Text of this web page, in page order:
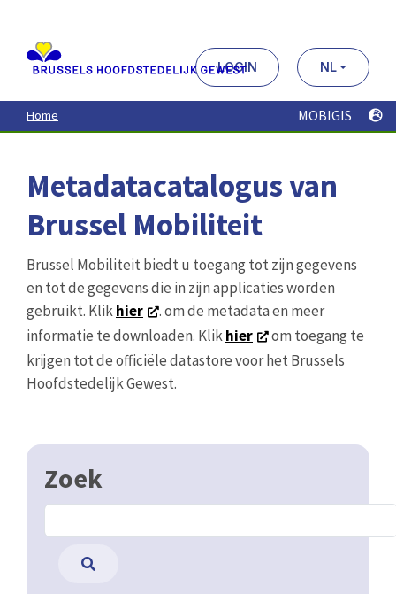
contenu
principal
LOGIN NL
Home MOBIGIS
Metadatacatalogus van
Brussel Mobiliteit
Brussel Mobiliteit biedt u toegang tot zijn gegevens
en tot de gegevens die in zijn applicaties worden
gebruikt. Klikhier
. om de metadata en meer
informatie te downloaden. Klikhier
om toegang te
krijgen tot de officiële datastore voor het Brussels
Hoofdstedelijk Gewest.
Zoek